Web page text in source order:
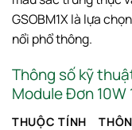
GSOBM1X là lựa
nổi phổ thông.
Thông số kỹ
Module Đơn 10W
THUỘC TÍNH